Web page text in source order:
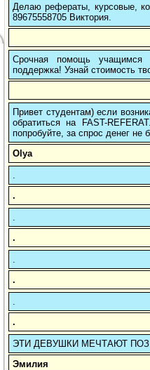
Делаю рефераты, курсовые,
89675558705 Виктория.
Срочная помощь учащимся в
поддержка! Узнай стоимость
Привет студентам) если
обратиться на FAST-
попробуйте, за спрос денег не
Olya
.
.
.
.
ЭТИ ДЕВУШКИ МЕЧТАЮТ
Эмилия